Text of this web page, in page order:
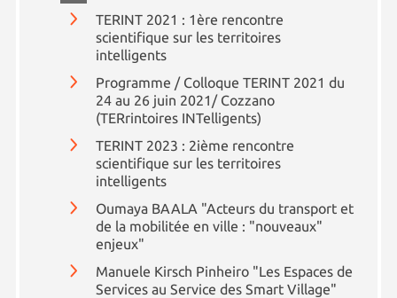
TERINT 2021 : 1ère rencontre
scientifique sur les territoires
intelligents
Programme / Colloque TERINT 2021 du
24 au 26 juin 2021/ Cozzano
(TERrintoires INTelligents)
TERINT 2023 : 2ième rencontre
scientifique sur les territoires
intelligents
Oumaya BAALA "Acteurs du transport et
de la mobilitée en ville : "nouveaux"
enjeux"
Manuele Kirsch Pinheiro "Les Espaces de
Services au Service des Smart Village"